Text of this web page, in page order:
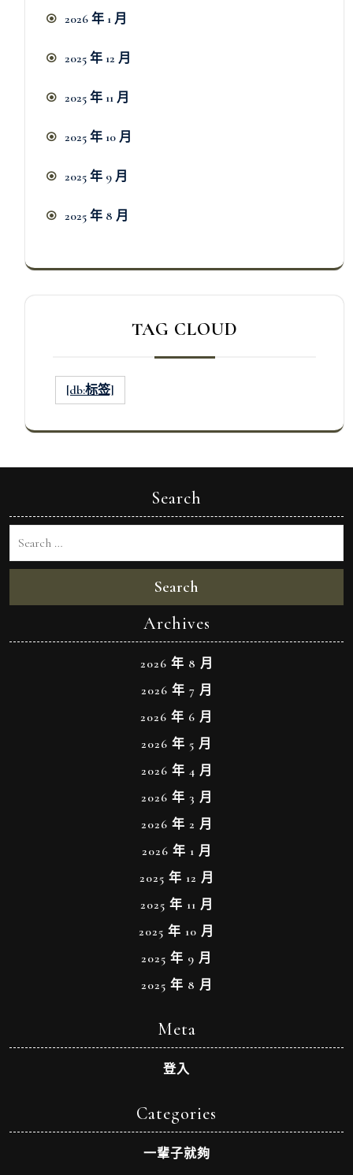
2026 年 1 月
2025 年 12 月
2025 年 11 月
2025 年 10 月
2025 年 9 月
2025 年 8 月
TAG CLOUD
[db:标签]
Search
Search
Archives
2026 年 8 月
2026 年 7 月
2026 年 6 月
2026 年 5 月
2026 年 4 月
2026 年 3 月
2026 年 2 月
2026 年 1 月
2025 年 12 月
2025 年 11 月
2025 年 10 月
2025 年 9 月
2025 年 8 月
Meta
登入
Categories
一輩子就夠